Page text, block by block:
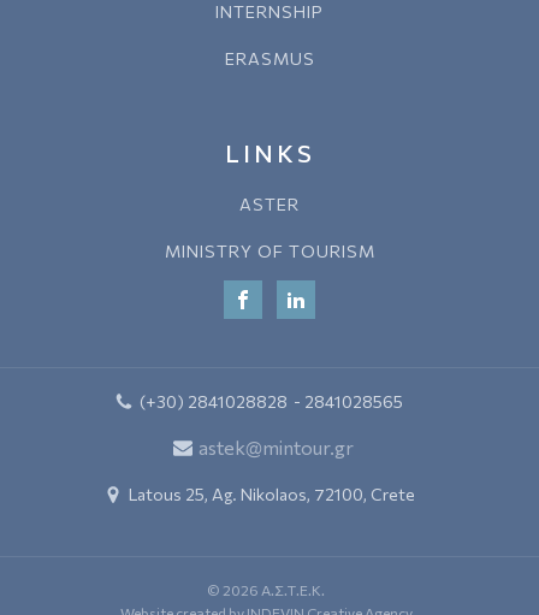
INTERNSHIP
ERASMUS
LINKS
ASTER
MINISTRY OF TOURISM
(+30) 2841028828 - 2841028565
astek@mintour.gr
Latous 25, Ag. Nikolaos, 72100, Crete
© 2026 Α.Σ.Τ.Ε.Κ.